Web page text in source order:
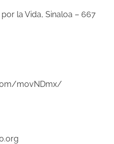
la Vida, Sinaloa – 667
movNDmx/